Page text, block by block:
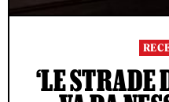
‘LE STRADE